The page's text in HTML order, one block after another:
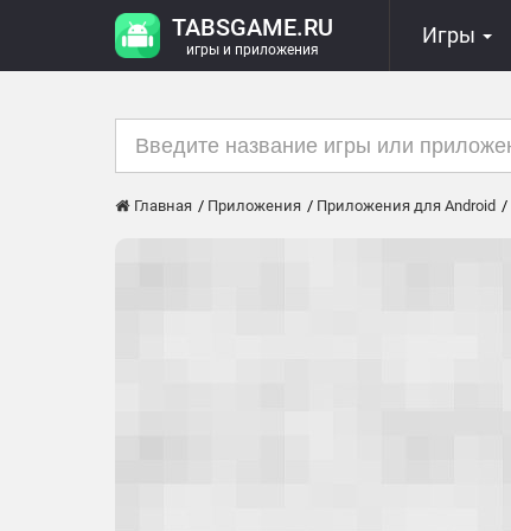
TABSGAME.RU
игры и приложения
Игры
Главная Приложения Приложения для Android